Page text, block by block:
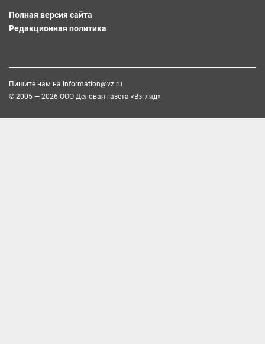
Полная версия сайта
Редакционная политика
Пишите нам на information@vz.ru
© 2005 — 2026 ООО Деловая газета «Взгляд»